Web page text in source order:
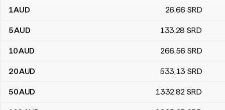
Tabla de conversión de dólares australianos a dólares surinameses
1AUD 26,66 SRD
5AUD 133,28 SRD
10AUD 266,56 SRD
20AUD 533,13 SRD
50AUD 1332,82 SRD